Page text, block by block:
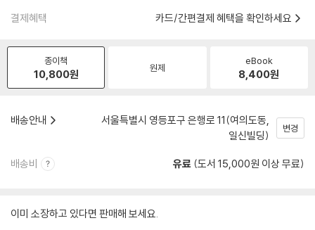
결제혜택 카드/간편결제 혜택을 확인하세요
종이책
10,800원 원제
eBook
8,400원
배송안내
서울특별시 영등포구 은행로 11(여의도동,
일신빌딩)
변경
배송비 유료 (도서 15,000원 이상 무료)
이미 소장하고 있다면 판매해 보세요.